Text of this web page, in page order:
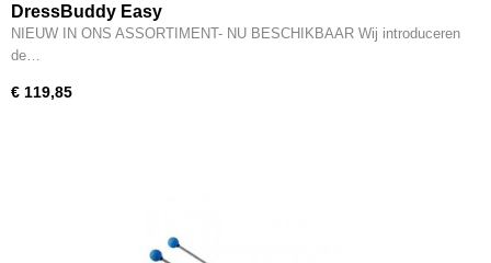
DressBuddy Easy
NIEUW IN ONS ASSORTIMENT- NU BESCHIKBAAR Wij introduceren
de…
€ 119,85